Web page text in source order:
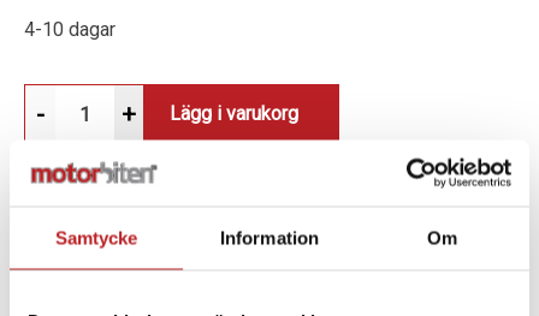
Samtycke Information Om
4-10 dagar
- + Lägg i varukorg